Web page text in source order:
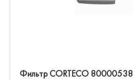
Фильтр CORTECO 80000538